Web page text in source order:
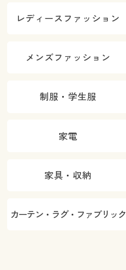
レディースファッション
メンズファッション
制服・学生服
家電
家具・収納
カーテン・ラグ・ファブリック